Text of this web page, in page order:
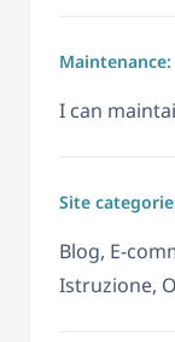
Maintenance:
I can
Site
Blog, E-
Istruzione,